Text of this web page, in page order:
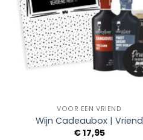
VOOR EEN VRIEND
Wijn Cadeaubox | Vriend
€17,95